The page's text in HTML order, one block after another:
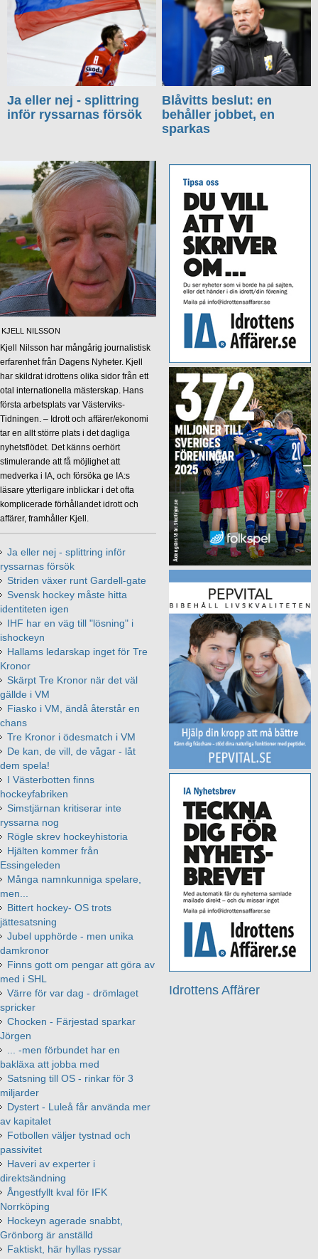
Ja eller nej - splittring
inför ryssarnas försök
Blåvitts beslut: en
behåller jobbet, en
sparkas
Idrottens Affärer
KJELL NILSSON
Kjell Nilsson har mångårig journalistisk
erfarenhet från Dagens Nyheter. Kjell
har skildrat idrottens olika sidor från ett
otal internationella mästerskap. Hans
första arbetsplats var Västerviks-
Tidningen. – Idrott och affärer/ekonomi
tar en allt större plats i det dagliga
nyhetsflödet. Det känns oerhört
stimulerande att få möjlighet att
medverka i IA, och försöka ge IA:s
läsare ytterligare inblickar i det ofta
komplicerade förhållandet idrott och
affärer, framhåller Kjell.
Ja eller nej - splittring inför
ryssarnas försök
Striden växer runt Gardell-gate
Svensk hockey måste hitta
identiteten igen
IHF har en väg till "lösning" i
ishockeyn
Hallams ledarskap inget för Tre
Kronor
Skärpt Tre Kronor när det väl
gällde i VM
Fiasko i VM, ändå återstår en
chans
Tre Kronor i ödesmatch i VM
De kan, de vill, de vågar - låt
dem spela!
I Västerbotten finns
hockeyfabriken
Simstjärnan kritiserar inte
ryssarna nog
Rögle skrev hockeyhistoria
Hjälten kommer från
Essingeleden
Många namnkunniga spelare,
men...
Bittert hockey- OS trots
jättesatsning
Jubel upphörde - men unika
damkronor
Finns gott om pengar att göra av
med i SHL
Värre för var dag - drömlaget
spricker
Chocken - Färjestad sparkar
Jörgen
... -men förbundet har en
bakläxa att jobba med
Satsning till OS - rinkar för 3
miljarder
Dystert - Luleå får använda mer
av kapitalet
Fotbollen väljer tystnad och
passivitet
Haveri av experter i
direktsändning
Ångestfyllt kval för IFK
Norrköping
Hockeyn agerade snabbt,
Grönborg är anställd
Faktiskt, här hyllas ryssar